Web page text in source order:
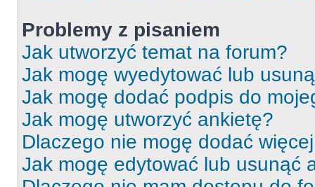
Problemy z pisaniem
Jak utworzyć temat na forum?
Jak mogę wyedytować lub
Jak mogę dodać podpis do
Jak mogę utworzyć ankietę?
Dlaczego nie mogę dodać
Jak mogę edytować lub usunąć